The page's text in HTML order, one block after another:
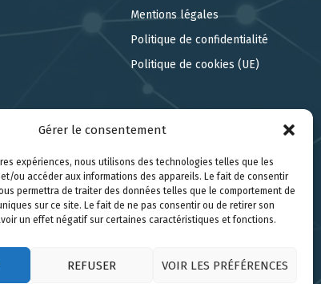
Gérer le consentement
expériences, nous utilisons des technologies telles que les
ou accéder aux informations des appareils. Le fait de consentir
permettra de traiter des données telles que le comportement de
sur ce site. Le fait de ne pas consentir ou de retirer son
un effet négatif sur certaines caractéristiques et fonctions.
REFUSER VOIR LES PRÉFÉRENCES
Mentions légales
Politique de confidentialité
Politique de cookies (UE)